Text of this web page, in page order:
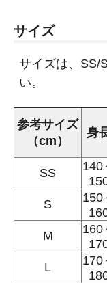
サイズ
サイズは、SS/
い。
参考サイズ
（cm）
身
SS
140
S
150
M
160
L
170